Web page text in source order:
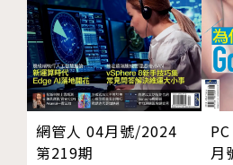
網管人 04月號/2024
第219期
月